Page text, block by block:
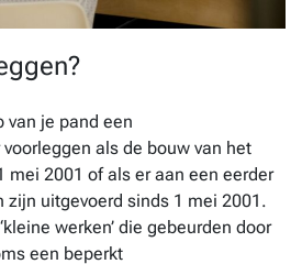
van je pand een
als de bouw van het
mei 2001 of als er aan een eerder
zijn uitgevoerd sinds 1 mei 2001.
werken’ die gebeurden door
een beperkt